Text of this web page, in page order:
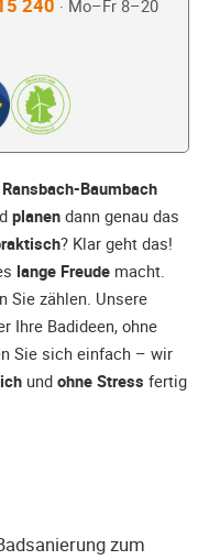
240 · Mo–Fr 8–20
Baumbach
planen dann genau das
? Klar geht das!
lange Freude macht.
Sie zählen. Unsere
Ihre Badideen, ohne
Sie sich einfach – wir
und ohne Stress fertig
zum